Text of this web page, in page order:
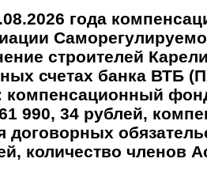
года
строителей
счетах банка ВТБ
компенсационный
990, 34 рублей,
договорных
количество членов